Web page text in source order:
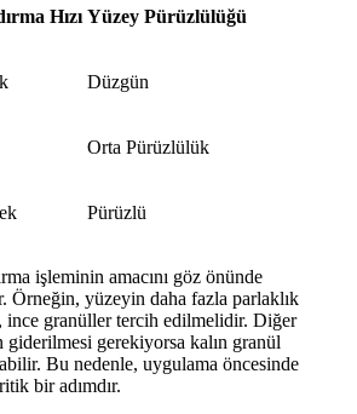
Hızı Yüzey Pürüzlülüğü
Düzgün
Orta Pürüzlülük
Pürüzlü
işleminin amacını göz önünde
Örneğin, yüzeyin daha fazla parlaklık
ince granüller tercih edilmelidir. Diğer
gerekiyorsa kalın granül
Bu nedenle, uygulama öncesinde
bir adımdır.